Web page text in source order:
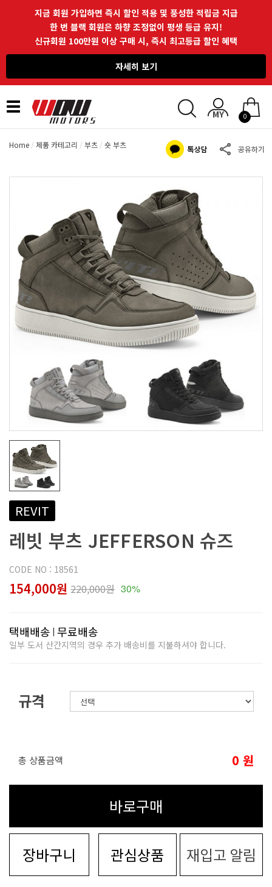
지금 회원 가입하면 즉시 할인 적용 및 풍성한 적립금 지급
한 번 블랙 회원은 하향 조정없이 평생 등급 유지!
신규회원 100만원 이상 구매 시, 즉시 최고등급 할인 혜택
자세히 보기
Toggle
navigation
0
Home 제품 카테고리 부츠 숏 부츠
REVIT
레빗 부츠 JEFFERSON 슈즈
CODE NO : 18561
154,000원 220,000원 30%
택배배송 무료배송
일부 도서 산간지역의 경우 추가 배송비를 지불하셔야 합니다.
규격
총 상품금액 0 원
바로구매
장바구니 관심상품 재입고 알림